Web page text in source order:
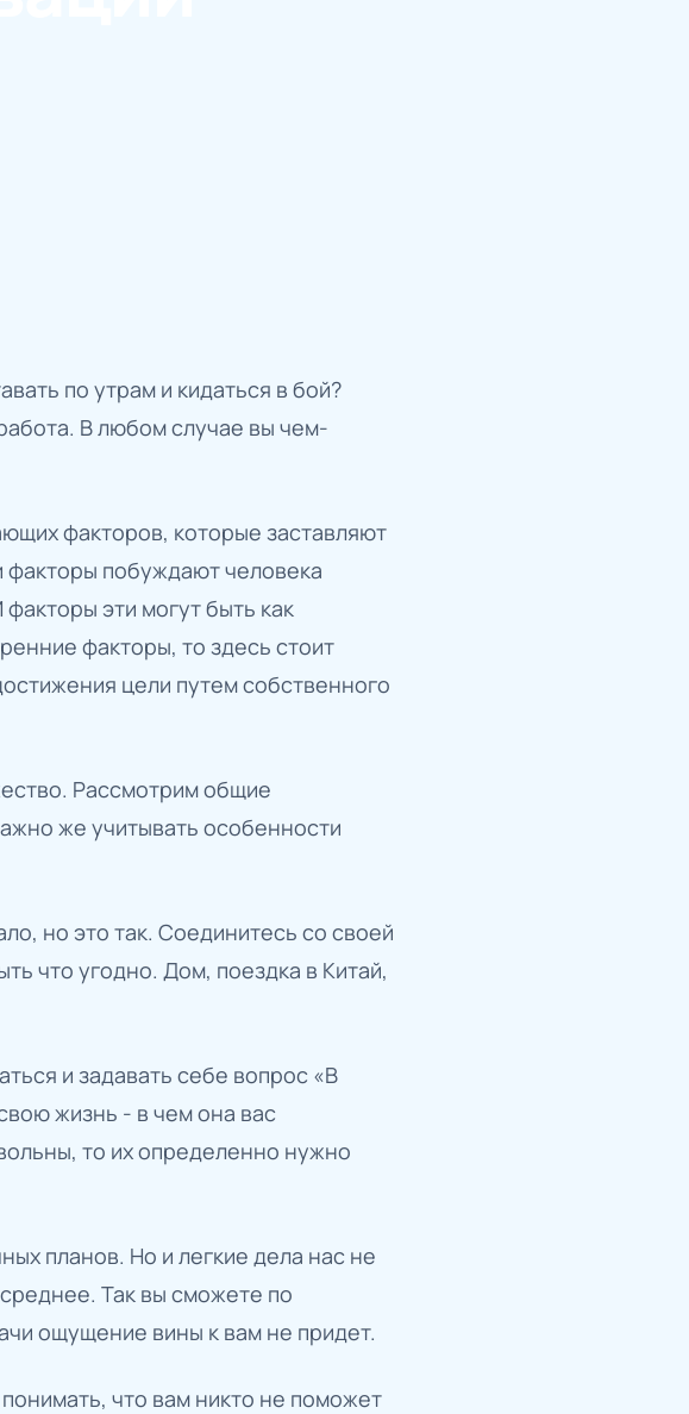
по утрам и кидаться в бой?
В любом случае вы чем-
факторов, которые заставляют
факторы побуждают человека
эти могут быть как
факторы, то здесь стоит
цели путем собственного
Рассмотрим общие
же учитывать особенности
но это так. Соединитесь со своей
что угодно. Дом, поездка в Китай,
и задавать себе вопрос «В
жизнь - в чем она вас
то их определенно нужно
планов. Но и легкие дела нас не
Так вы сможете по
ощущение вины к вам не придет.
что вам никто не поможет